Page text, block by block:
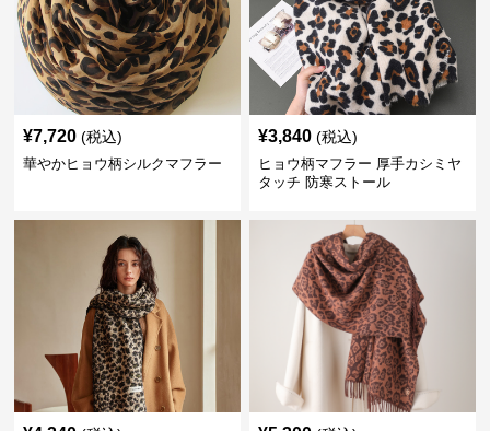
¥7,720 (税込)
華やかヒョウ柄シルクマフラー
¥3,840 (税込)
ヒョウ柄マフラー 厚手カシミヤ
タッチ 防寒ストール